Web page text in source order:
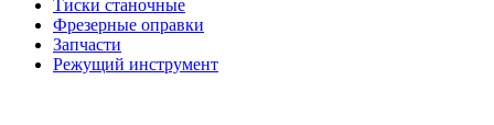
Тиски станочные
Фрезерные оправки
Запчасти
Режущий инструмент